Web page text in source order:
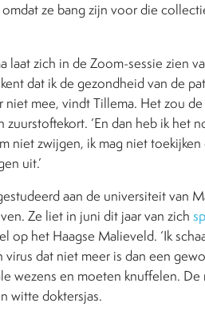
ze bang zijn voor die
laat zich in de Zoom-sessie zien
dat ik de gezondheid van de
mee, vindt Tillema. Het zou
‘En dan heb ik het
niet zwijgen, ik mag niet
uit.’
aan de universiteit van
Ze liet in juni dit jaar van zich
op het Haagse Malieveld. ‘Ik
virus dat niet meer is dan een
wezens en moeten knuffelen. De
witte doktersjas.